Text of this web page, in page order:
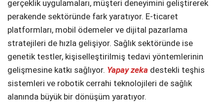
gerçeklik uygulamaları, müşteri deneyimini geliştirerek
perakende sektöründe fark yaratıyor. E-ticaret
platformları, mobil ödemeler ve dijital pazarlama
stratejileri de hızla gelişiyor. Sağlık sektöründe ise
genetik testler, kişiselleştirilmiş tedavi yöntemlerinin
gelişmesine katkı sağlıyor. Yapay zeka destekli teşhis
sistemleri ve robotik cerrahi teknolojileri de sağlık
alanında büyük bir dönüşüm yaratıyor.